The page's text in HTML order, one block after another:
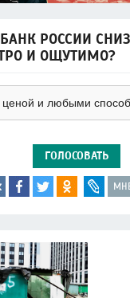
РОССИИ
И ОЩУТИМО?
ГОЛОСОВАТЬ